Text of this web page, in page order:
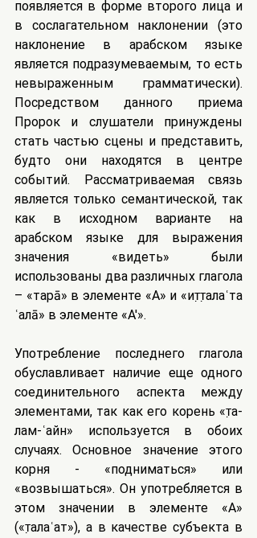
появляется в форме второго лица и
в сослагательном наклонении (это
наклонение в арабском языке
является подразумеваемым, то есть
невыраженным грамматически).
Посредством данного приема
Пророк и слушатели принуждены
стать частью сцены и представить,
будто они находятся в центре
событий. Рассматриваемая связь
является только семантической, так
как в исходном варианте на
арабском языке для выражения
значения «видеть» были
использованы два различных глагола
– «тарā» в элементе «А» и «ит̣т̣алаʿта
ʿалā» в элементе «A'».
Употребление последнего глагола
обуславливает наличие еще одного
соединительного аспекта между
элементами, так как его корень «т̣а-
лам-ʿайн» используется в обоих
случаях. Основное значение этого
корня - «подниматься» или
«возвышаться». Он употребляется в
этом значении в элементе «А»
(«т̣алаʿат»), а в качестве субъекта в